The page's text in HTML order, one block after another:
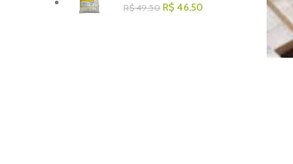
R$49,50 R$ 46,50